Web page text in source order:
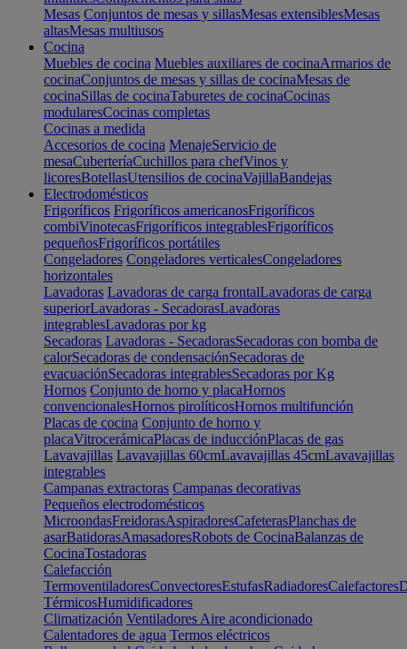
Mesas Conjuntos de mesas y sillasMesas extensiblesMesas
altasMesas multiusos
Cocina
Muebles de cocina Muebles auxiliares de cocinaArmarios de
cocinaConjuntos de mesas y sillas de cocinaMesas de
cocinaSillas de cocinaTaburetes de cocinaCocinas
modularesCocinas completas
Cocinas a medida
Accesorios de cocina MenajeServicio de
mesaCuberteríaCuchillos para chefVinos y
licoresBotellasUtensilios de cocinaVajillaBandejas
Electrodomésticos
Frigoríficos Frigoríficos americanosFrigoríficos
combiVinotecasFrigoríficos integrablesFrigoríficos
pequeñosFrigoríficos portátiles
Congeladores Congeladores verticalesCongeladores
horizontales
Lavadoras Lavadoras de carga frontalLavadoras de carga
superiorLavadoras - SecadorasLavadoras
integrablesLavadoras por kg
Secadoras Lavadoras - SecadorasSecadoras con bomba de
calorSecadoras de condensaciónSecadoras de
evacuaciónSecadoras integrablesSecadoras por Kg
Hornos Conjunto de horno y placaHornos
convencionalesHornos pirolíticosHornos multifunción
Placas de cocina Conjunto de horno y
placaVitrocerámicaPlacas de inducciónPlacas de gas
Lavavajillas Lavavajillas 60cmLavavajillas 45cmLavavajillas
integrables
Campanas extractoras Campanas decorativas
Pequeños electrodomésticos
MicroondasFreidorasAspiradoresCafeterasPlanchas de
asarBatidorasAmasadoresRobots de CocinaBalanzas de
CocinaTostadoras
Calefacción
TermoventiladoresConvectoresEstufasRadiadoresCalefactores
TérmicosHumidificadores
Climatización Ventiladores Aire acondicionado
Calentadores de agua Termos eléctricos